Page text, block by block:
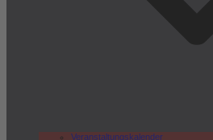
Veranstaltungskalender